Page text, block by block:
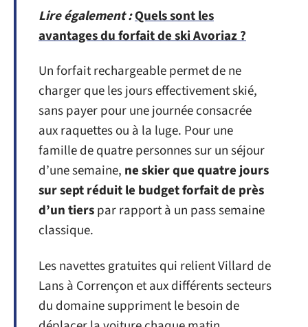
Lire également :Quels sont les
avantages du forfait de ski Avoriaz ?
Un forfait rechargeable permet de ne
charger que les jours effectivement skié,
sans payer pour une journée consacrée
aux raquettes ou à la luge. Pour une
famille de quatre personnes sur un séjour
d’une semaine, ne skier que quatre jours
sur sept réduit le budget forfait de près
d’un tierspar rapport à un pass semaine
classique.
Les navettes gratuites qui relient Villard de
Lans à Corrençon et aux différents secteurs
du domaine suppriment le besoin de